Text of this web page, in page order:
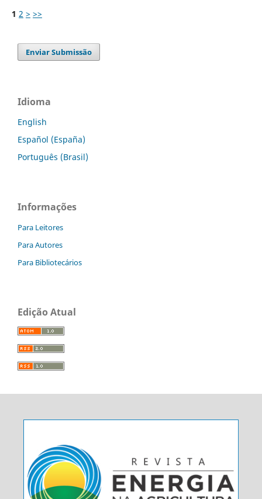
1 2 > >>
Enviar Submissão
Idioma
English
Español (España)
Português (Brasil)
Informações
Para Leitores
Para Autores
Para Bibliotecários
Edição Atual